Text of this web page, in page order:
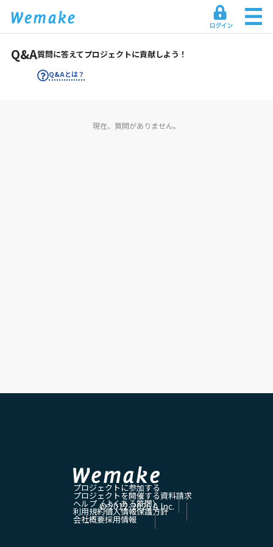
Q&A質問に答えてプロジェクトに貢献しよう！
Q&Aとは？
現在、質問がありません。
プロジェクトに参加する
プロジェクトを開催する資料請求
ヘルプ（よくある質問）
利用規約個人情報保護方針
会社概要採用情報
© 2012-2026A Inc.